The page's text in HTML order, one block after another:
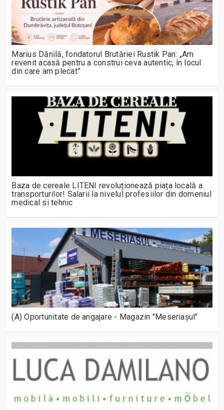
Marius Dănilă, fondatorul Brutăriei Rustik Pan: „Am
revenit acasă pentru a construi ceva autentic, în locul
din care am plecat”
Baza de cereale LITENI revoluționează piața locală a
transporturilor! Salarii la nivelul profesiilor din domeniul
medical si tehnic
(A) Oportunitate de angajare - Magazin "Meseriașul"